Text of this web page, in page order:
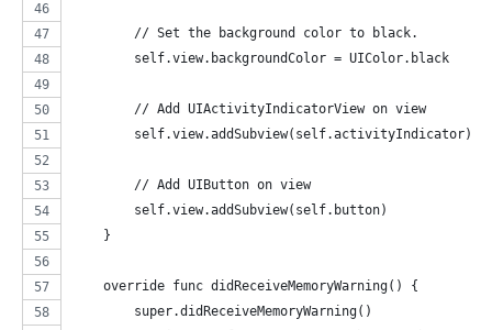
        // Set the background color to black.
        self.view.backgroundColor = UIColor.black
        // Add UIActivityIndicatorView on view
        self.view.addSubview(self.activityIndicator)
        // Add UIButton on view
        self.view.addSubview(self.button)
    }
    override func didReceiveMemoryWarning() {
        super.didReceiveMemoryWarning()